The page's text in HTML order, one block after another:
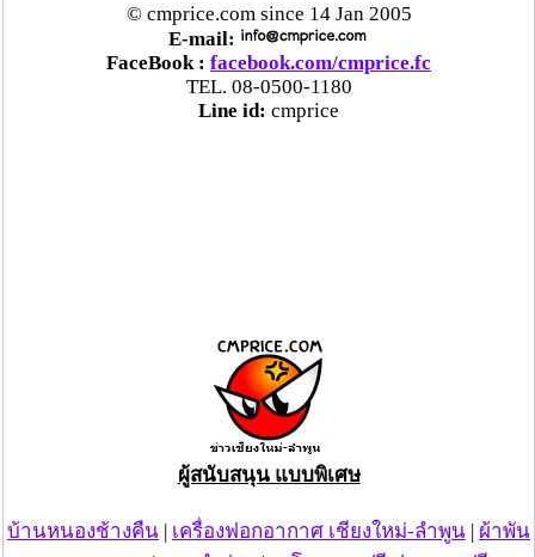
© cmprice.com since 14 Jan 2005
E-mail:
FaceBook : facebook.com/cmprice.fc
TEL. 08-0500-1180
Line id: cmprice
ผู้สนับสนุน แบบพิเศษ
บ้านหนองช้างคืน | เครื่องฟอกอากาศ เชียงใหม่-ลำพูน | ผ้าพัน